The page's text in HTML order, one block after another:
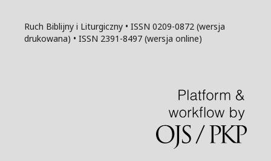
Ruch Biblijny i Liturgiczny • ISSN 0209-0872 (wersja
drukowana) • ISSN 2391-8497 (wersja online)